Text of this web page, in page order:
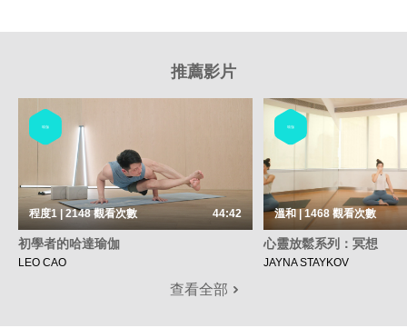
推薦影片
瑜伽
程度1 | 2148觀看次數 44:42
初學者的哈達瑜伽
LEO CAO
瑜伽
溫和 | 1468 觀看次數
心靈放鬆系列：冥想
JAYNA STAYKOV
查看全部